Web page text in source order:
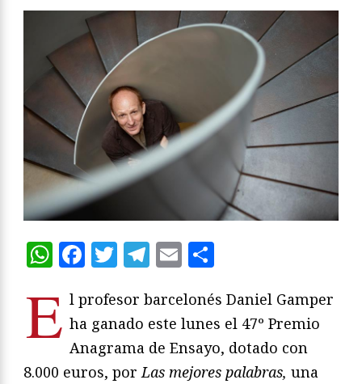
WhatsApp
Facebook
Twitter
Telegram
Email
E l profesor barcelonés Daniel Gamper
ha ganado este lunes el 47º Premio
Anagrama de Ensayo, dotado con
8.000 euros, porLas mejores palabras, una